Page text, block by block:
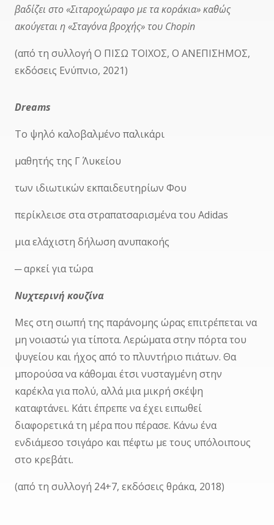
βαδίζει στο «Σιταροχώραφο με τα κοράκια» καθώς
ακούγεται η «Σταγόνα βροχής» του Chopin
(από τη συλλογή Ο ΠΙΣΩ ΤΟΙΧΟΣ, Ο ΑΝΕΠΙΣΗΜΟΣ,
εκδόσεις Ενύπνιο, 2021)
Dreams
Το ψηλό καλοβαλμένο παλικάρι
μαθητής της Γ΄ Λυκείου
των ιδιωτικών εκπαιδευτηρίων Φου
περίκλεισε στα στραπατσαρισμένα του Adidas
μια ελάχιστη δήλωση ανυπακοής
─ αρκεί για τώρα
Nυχτερινή κουζίνα
Μες στη σιωπή της παράνομης ώρας επιτρέπεται να
μη νοιαστώ για τίποτα. Λερώματα στην πόρτα του
ψυγείου και ήχος από το πλυντήριο πιάτων. Θα
μπορούσα να κάθομαι έτσι νυσταγμένη στην
καρέκλα για πολύ, αλλά μια μικρή σκέψη
καταφτάνει. Κάτι έπρεπε να έχει ειπωθεί
διαφορετικά τη μέρα που πέρασε. Κάνω ένα
ενδιάμεσο τσιγάρο και πέφτω με τους υπόλοιπους
στο κρεβάτι.
(από τη συλλογή 24+7, εκδόσεις θράκα, 2018)